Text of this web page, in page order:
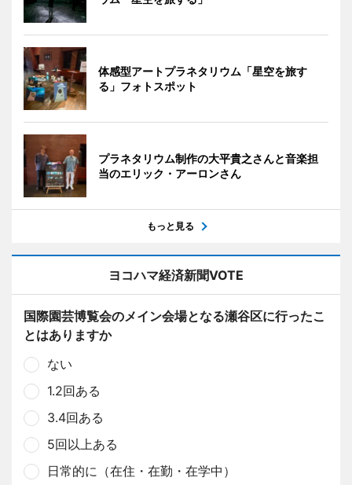
体感型アートプラネタリウム「星空を旅す
る」フォトスポット
プラネタリウム制作の大平貴之さんと音楽担
当のエリック・アーロンさん
もっと見る
ヨコハマ経済新聞VOTE
国際園芸博覧会のメイン会場となる瀬谷区に行ったこ
とはありますか
ない
1.2回ある
3.4回ある
5回以上ある
日常的に（在住・在勤・在学中）